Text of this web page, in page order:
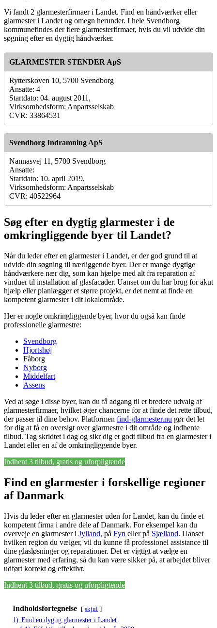
Vi fandt 2 glarmesterfirmaer i Landet. Find en håndværker eller
glarmester i Landet og omegn herunder. I hele Svendborg
kommunefindes der flere glarmesterfirmaer, hvis du vil udvide din
søgning efter en dygtig håndværker.
GLARMESTER STENDER ApS
Rytterskoven 10, 5700 Svendborg
Ansatte: 4
Startdato: 04. august 2011,
Virksomhedsform: Anpartsselskab
CVR: 33864531
Svendborg Indramning ApS
Nannasvej 11, 5700 Svendborg
Ansatte:
Startdato: 10. april 2019,
Virksomhedsform: Anpartsselskab
CVR: 40522964
Søg efter en dygtig glarmester i de
omkringliggende byer til Landet?
Når du leder efter en glarmester i Landet, er der god grund til at
udvide din søgning til nærliggende byer. Der er mange dygtige
håndværkere nær dig, som kan hjælpe med alt fra reparation af
vinduer til installation af glasfacader. Uanset om du har brug for akut
hjælp eller planlægger et større projekt, er det nemt at finde en
kompetent glarmester i dit lokalområde.
Her er nogle omkringliggende byer, hvor du også kan finde
professionelle glarmestre:
Svendborg
Hjortshøj
Fåborg
Nyborg
Middelfart
Assens
Ved at søge i disse byer, kan du få adgang til et bredere udvalg af
glarmesterfirmaer, hvilket øger chancerne for at finde det rette tilbud,
der passer til dine behov. Platformen find-glarmester.nu gør det let
for dig at få en oversigt over glarmestre i dit område og indhente
tilbud. Tag skridtet i dag og sikr dig et godt tilbud fra en glarmester i
Landet eller en af de omkringliggende byer.
Indhent 3 tilbud, gratis og uforpligtende
Find en glarmester i forskellige regioner
af Danmark
Hvis du leder efter en glarmester uden for Landet, kan du finde et
kompetent firma i andre dele af Danmark. For eksempel kan du
overveje en glarmester i Jylland, på Fyn eller på Sjælland. Uanset
hvilken region du vælger, vil du kunne få professionel assistance til
dine glasløsninger og reparationer. Det er vigtigt at vælge en
glarmester med erfaring, så du kan være sikker på, at arbejdet bliver
udført korrekt og effektivt.
Indhent 3 tilbud, gratis og uforpligtende
Indholdsfortegnelse skjul
1) Find en dygtig glarmester i Landet